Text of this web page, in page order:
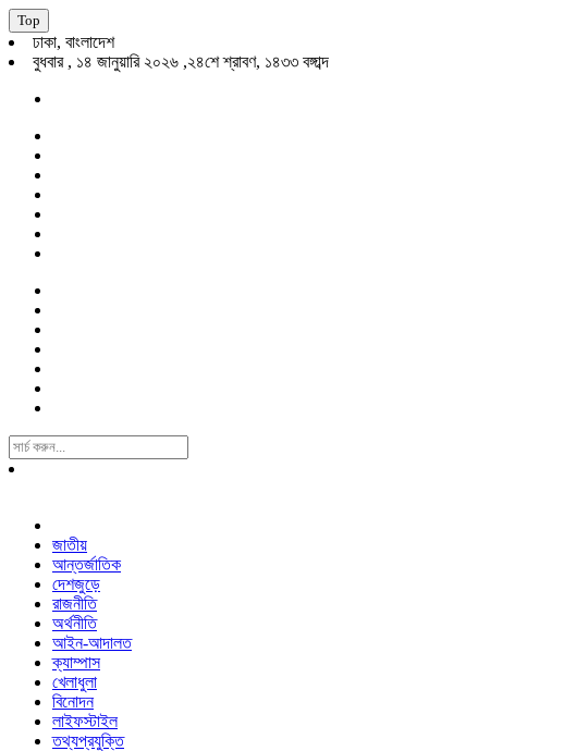
Top
ঢাকা, বাংলাদেশ
বুধবার , ১৪ জানুয়ারি ২০২৬ ,২৪শে শ্রাবণ, ১৪৩৩ বঙ্গাব্দ
Search
For:
জাতীয়
আন্তর্জাতিক
দেশজুড়ে
রাজনীতি
অর্থনীতি
আইন-আদালত
ক্যাম্পাস
খেলাধুলা
বিনোদন
লাইফস্টাইল
তথ্যপ্রযুক্তি